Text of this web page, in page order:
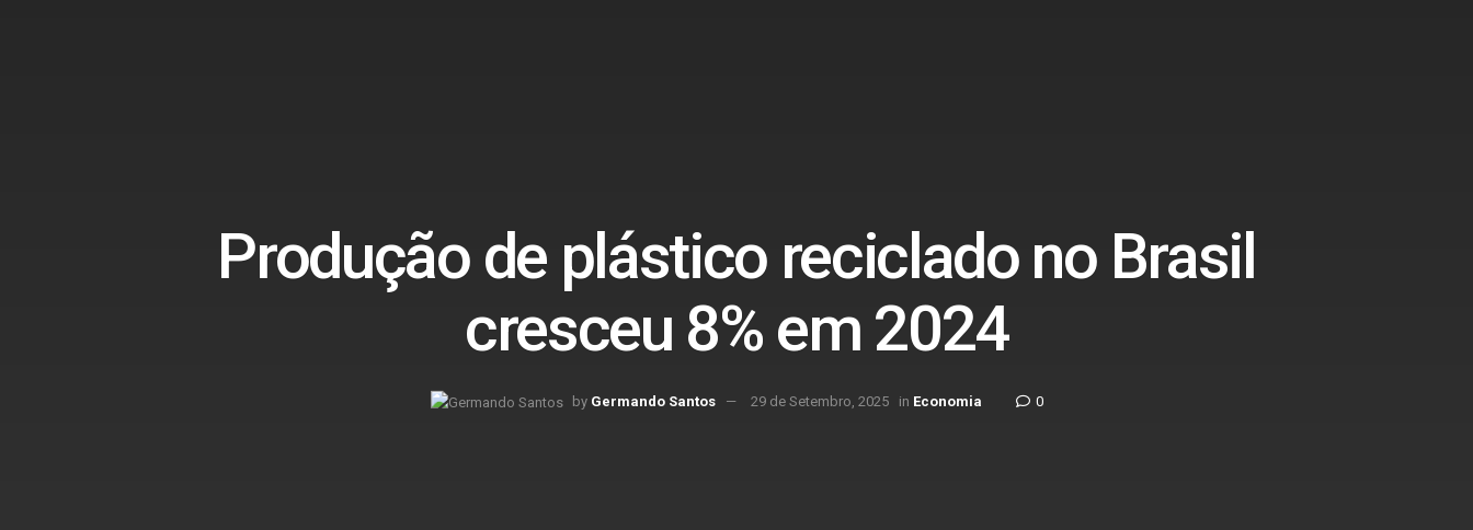
Produção de plástico reciclado no Brasil
cresceu 8% em 2024
by Germando Santos 29 de Setembro, 2025 in Economia 0